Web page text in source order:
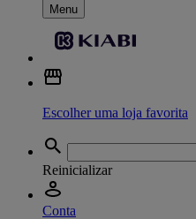
Menu
Escolher uma loja favorita
Reinicializar
Conta